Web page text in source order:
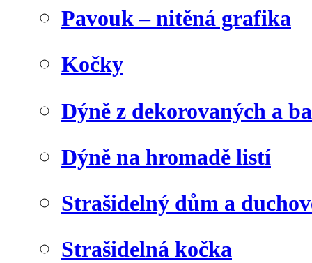
Pavouk – nitěná grafika
Kočky
Dýně z dekorovaných a
Dýně na hromadě listí
Strašidelný dům a
Strašidelná kočka